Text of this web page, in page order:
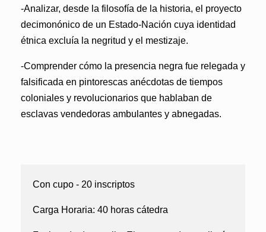
-Analizar, desde la filosofía de la historia, el proyecto
decimonónico de un Estado-Nación cuya identidad
étnica excluía la negritud y el mestizaje.
-Comprender cómo la presencia negra fue relegada y
falsificada en pintorescas anécdotas de tiempos
coloniales y revolucionarios que hablaban de
esclavas vendedoras ambulantes y abnegadas.
Con cupo - 20 inscriptos
Carga Horaria: 40 horas cátedra